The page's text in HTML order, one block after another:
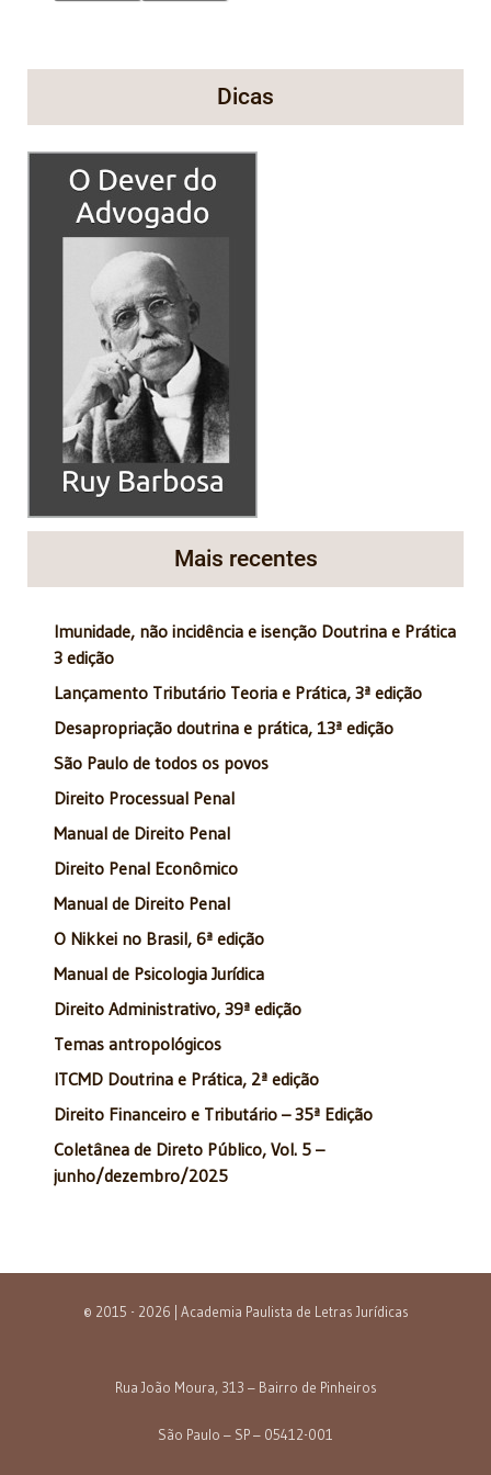
Dicas
Mais recentes
Imunidade, não incidência e isenção Doutrina e Prática
3 edição
Lançamento Tributário Teoria e Prática, 3ª edição
Desapropriação doutrina e prática, 13ª edição
São Paulo de todos os povos
Direito Processual Penal
Manual de Direito Penal
Direito Penal Econômico
Manual de Direito Penal
O Nikkei no Brasil, 6ª edição
Manual de Psicologia Jurídica
Direito Administrativo, 39ª edição
Temas antropológicos
ITCMD Doutrina e Prática, 2ª edição
Direito Financeiro e Tributário – 35ª Edição
Coletânea de Direto Público, Vol. 5 –
junho/dezembro/2025
© 2015 - 2026 | Academia Paulista de Letras Jurídicas
Rua João Moura, 313 – Bairro de Pinheiros
São Paulo – SP – 05412-001